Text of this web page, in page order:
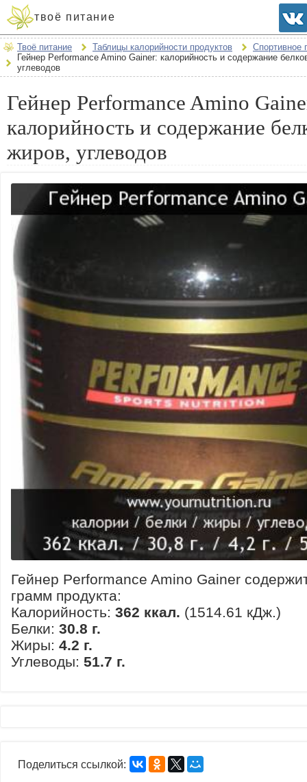
твоё питание
Твоё питание Таблицы калорийности продуктов
Спортивное
Гейнер Performance Amino Gainer: калорийность и содержание
углеводов
Гейнер Performance Amino
калорийность и содержание
жиров, углеводов
Гейнер Performance Amino Gainer
грамм продукта:
Калорийность: 362 ккал. (1514.61 кДж.)
Белки: 30.8 г.
Жиры: 4.2 г.
Углеводы: 51.7 г.
Поделиться ссылкой: